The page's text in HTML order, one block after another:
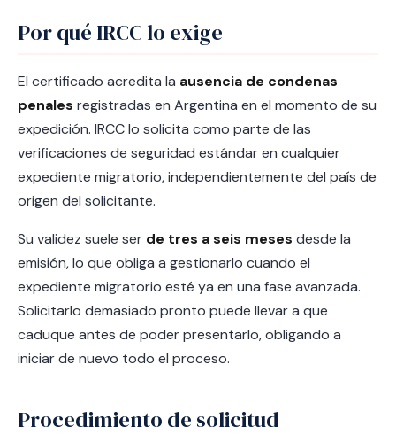
Por qué IRCC lo exige
El certificado acredita la ausencia de condenas
penales registradas en Argentina en el momento de su
expedición. IRCC lo solicita como parte de las
verificaciones de seguridad estándar en cualquier
expediente migratorio, independientemente del país de
origen del solicitante.
Su validez suele ser de tres a seis meses desde la
emisión, lo que obliga a gestionarlo cuando el
expediente migratorio esté ya en una fase avanzada.
Solicitarlo demasiado pronto puede llevar a que
caduque antes de poder presentarlo, obligando a
iniciar de nuevo todo el proceso.
Procedimiento de solicitud